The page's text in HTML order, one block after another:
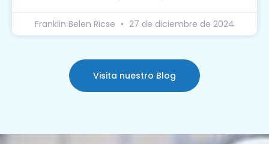
Franklin Belen Ricse 27 de diciembre de 2024
Visita nuestro Blog